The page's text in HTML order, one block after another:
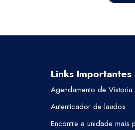
Vídeo
Vistoria
Links Importantes
Agendamento de Vistoria
Autenticador de laudos
Encontre a unidade mais